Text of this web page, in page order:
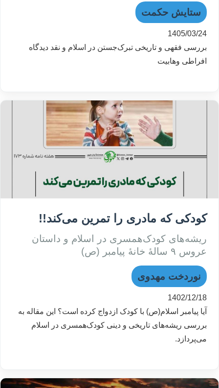
ستایش حکمت
1405/03/24
بررسی فقهی و تاریخی تبرک‌جستن در اسلام و نقد دیدگاه
افراطی وهابیت
کودکی که مادری را تمرین می‌کند!!
ریشه‌های کودک‌همسری در اسلام و داستان
عروس ۹ سالهٔ خانهٔ پیامبر (ص)
نوردخت مهدوی
1402/12/18
آیا پیامبر اسلام(ص) با کودک ازدواج کرده است؟ این مقاله به
بررسی ریشه‌های تاریخی و دینی کودک‌همسری در اسلام
می‌پردازد.